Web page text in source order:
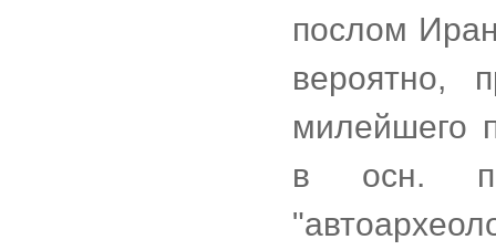
послом
вероятно,
милейшего
в осн.